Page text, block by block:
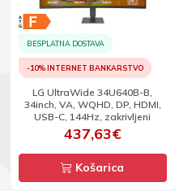
BESPLATNA DOSTAVA
-10% INTERNET BANKARSTVO
LG UltraWide 34U640B-B,
34inch, VA, WQHD, DP, HDMI,
USB-C, 144Hz, zakrivljeni
437,63€
Košarica